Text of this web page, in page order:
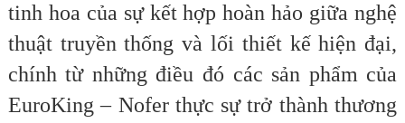
tinh hoa của sự kết hợp hoàn hảo giữa nghệ
thuật truyền thống và lối thiết kế hiện đại,
chính từ những điều đó các sản phẩm của
EuroKing – Nofer thực sự trở thành thương